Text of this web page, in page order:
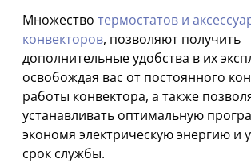
Множество термостатов и
конвекторов, позволяют получить
дополнительные удобства в их
освобождая вас от постоянного
работы конвектора, а также
устанавливать оптимальную
экономя электрическую энергию и
срок службы.